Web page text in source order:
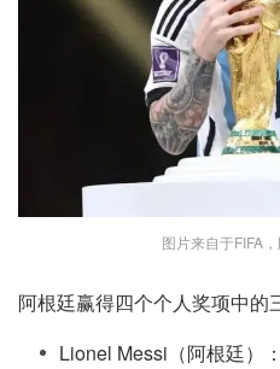
图片来自于FIFA
阿根廷赢得四个个人奖项中的
Lionel Messi（阿根廷）